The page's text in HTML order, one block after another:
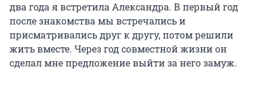
два года я встретила Александра. В первый год
после знакомства мы встречались и
присматривались друг к другу, потом решили
жить вместе. Через год совместной жизни он
сделал мне предложение выйти за него замуж.